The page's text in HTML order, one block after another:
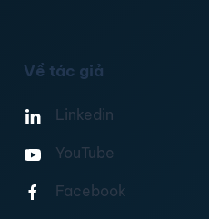
Về tác giả
Linkedin
YouTube
Facebook